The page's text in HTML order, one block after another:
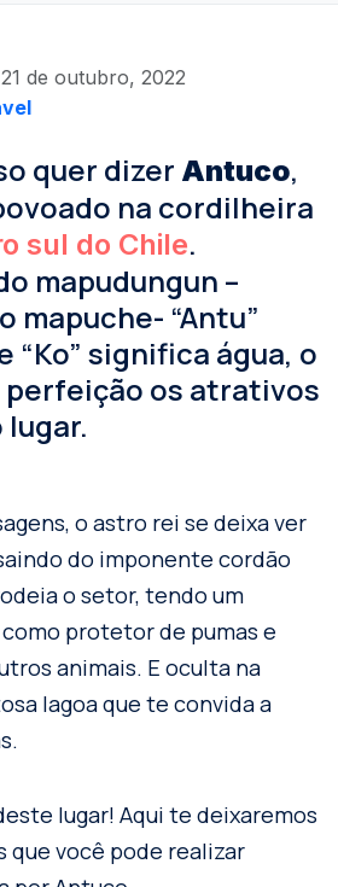
de outubro, 2022
quer dizer Antuco,
na cordilheira
sul do Chile.
mapudungun –
mapuche- “Antu”
“Ko” significa água, o
perfeição os atrativos
o astro rei se deixa ver
do imponente cordão
o setor, tendo um
protetor de pumas e
animais. E oculta na
lagoa que te convida a
lugar! Aqui te deixaremos
que você pode realizar